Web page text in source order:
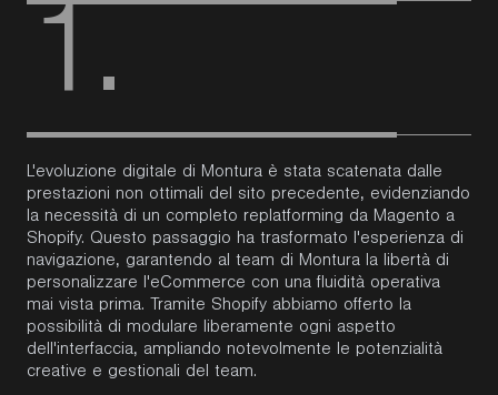
1.
L'evoluzione digitale di Montura è stata scatenata dalle
prestazioni non ottimali del sito precedente, evidenziando
la necessità di un completo replatforming da Magento a
Shopify. Questo passaggio ha trasformato l'esperienza di
navigazione, garantendo al team di Montura la libertà di
personalizzare l'eCommerce con una fluidità operativa
mai vista prima. Tramite Shopify abbiamo offerto la
possibilità di modulare liberamente ogni aspetto
dell'interfaccia, ampliando notevolmente le potenzialità
creative e gestionali del team.